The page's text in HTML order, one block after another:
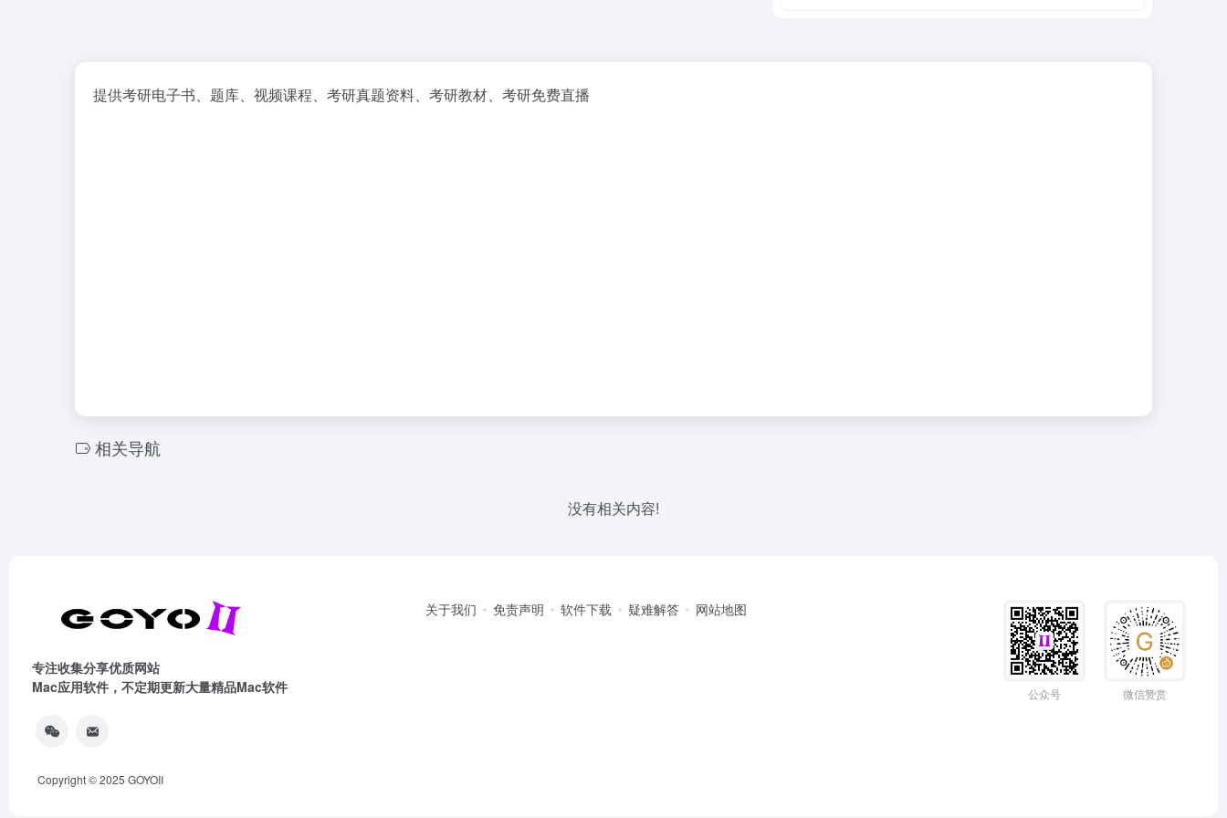
提供考研电子书、题库、视频课程、考研真题资料、考研教材、考研免费直播
相关导航
没有相关内容!
专注收集分享优质网站
Mac应用软件，不定期更新大量精品Mac软件
关于我们 免责声明 软件下载 疑难解答 网站地图
公众号 微信赞赏
Copyright © 2025 GOYOII